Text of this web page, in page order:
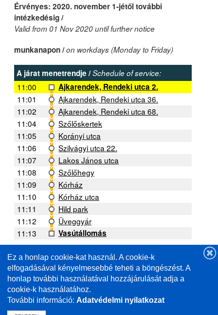
Érvényes: 2020. november 1-jétől további
intézkedésig /
Valid from 01 Nov 2020 until further notice
munkanapon /on workdays (Monday to Friday)
A járat menetrendje /Schedule of service:
11:00
Ajkarendek, Rendeki utca 2.
11:01
Ajkarendek, Rendeki utca 36.
11:02
Ajkarendek, Rendeki utca 68.
11:04
Szőlőskertek
11:05
Korányi utca
11:06
Szilvágyi utca 22.
11:07
Lakos János utca
11:08
Szőlőhegy
11:09
Kórház
11:10
Kórház utca
11:11
Hild park
11:12
Üveggyár
11:13
Vasútállomás
A forgalmi helyzettől függően a menetrendtől való
eltérés lehetséges. /
Deviations from the schedule are possible depending
on the traffic situation.
Ez a honlap cookie-kat használ. A cookie-k
elfogadásával kényelmesebbé teheti a böngészést. A
honlap további használatával hozzájárulását adja a
cookie-k használatához.
További információ: Adatvédelmi nyilatkozat